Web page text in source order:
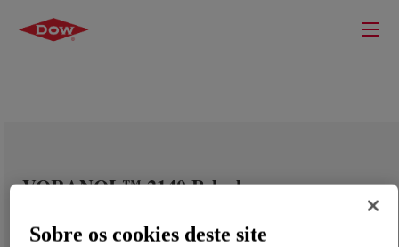
VORANOL™ 2140 Polyol
Sobre os cookies deste site